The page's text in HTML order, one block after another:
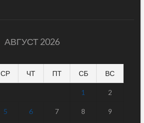
АВГУСТ 2026
СР ЧТ ПТ СБ ВС
1 2
5 6 7 8 9